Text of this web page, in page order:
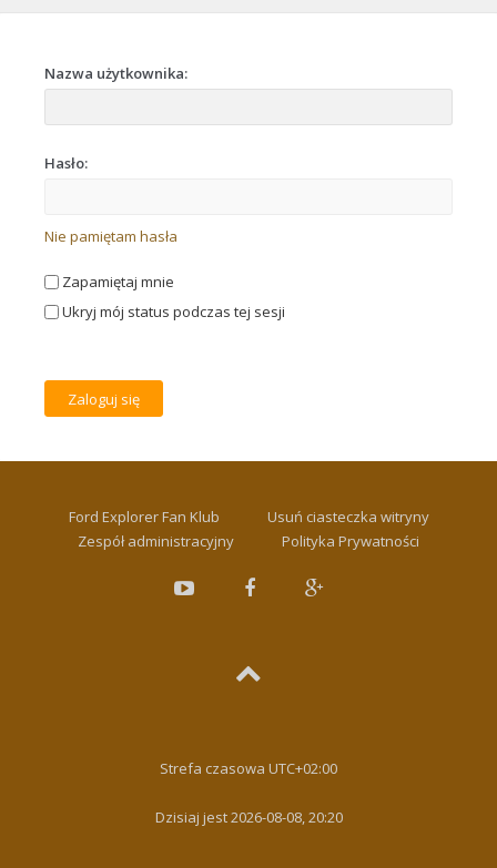
Nazwa użytkownika:
Hasło:
Nie pamiętam hasła
Zapamiętaj mnie
Ukryj mój status podczas tej sesji
Ford Explorer Fan Klub
Usuń ciasteczka witryny
Zespół administracyjny
Polityka Prywatności
Strefa czasowa UTC+02:00
Dzisiaj jest 2026-08-08, 20:20